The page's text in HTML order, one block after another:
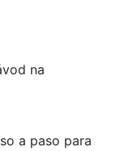
na
a paso para